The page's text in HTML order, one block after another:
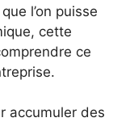
l’on puisse
cette
ce
accumuler des